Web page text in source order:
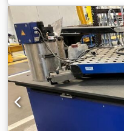
schijfdiameter max. 810
mm, meeneemdiameter
schijf, 4 standen, 30 t/min
gegevens: hoofdmotor
vermogensverbruik 11
L1720×B2100×H2100
koelmiddelsysteem.
de auto-industrie,
gereedschapsmachines,
technologie. Dedpfxszqbh